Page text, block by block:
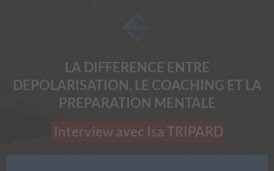
LA DIFFERENCE ENTRE
DEPOLARISATION, LE COACHING ET LA
PREPARATION MENTALE
Interview avec Isa TRIPARD